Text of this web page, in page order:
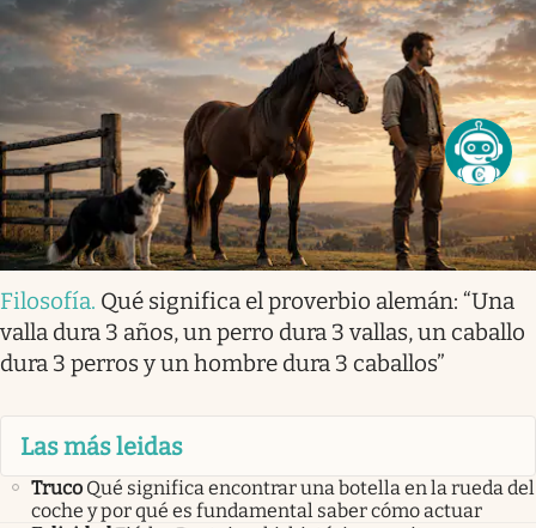
Filosofía. Qué significa el proverbio alemán: “Una
valla dura 3 años, un perro dura 3 vallas, un caballo
dura 3 perros y un hombre dura 3 caballos”
Las más leidas
Truco Qué significa encontrar una botella en la rueda del
coche y por qué es fundamental saber cómo actuar